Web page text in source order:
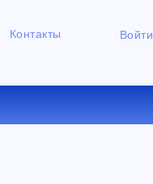
Контакты Войти